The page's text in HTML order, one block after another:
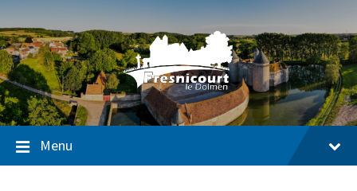
Passer
contenu
Passer
la
navigation
Passer
pied
de
page
Menu